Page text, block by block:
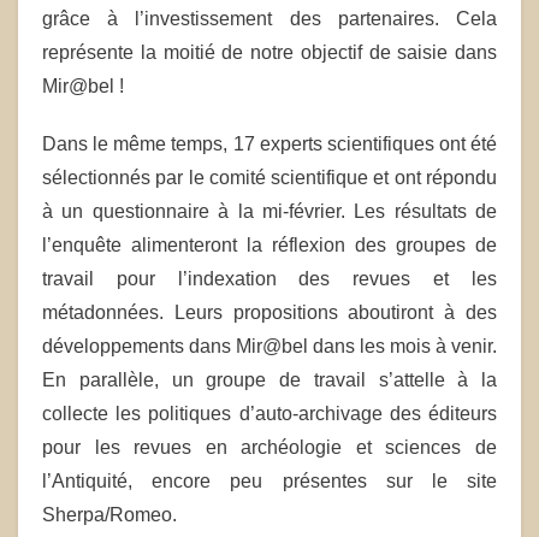
grâce à l’investissement des partenaires. Cela
représente la moitié de notre objectif de saisie dans
Mir@bel !
Dans le même temps, 17 experts scientifiques ont été
sélectionnés par le comité scientifique et ont répondu
à un questionnaire à la mi-février. Les résultats de
l’enquête alimenteront la réflexion des groupes de
travail pour l’indexation des revues et les
métadonnées. Leurs propositions aboutiront à des
développements dans Mir@bel dans les mois à venir.
En parallèle, un groupe de travail s’attelle à la
collecte les politiques d’auto-archivage des éditeurs
pour les revues en archéologie et sciences de
l’Antiquité, encore peu présentes sur le site
Sherpa/Romeo.